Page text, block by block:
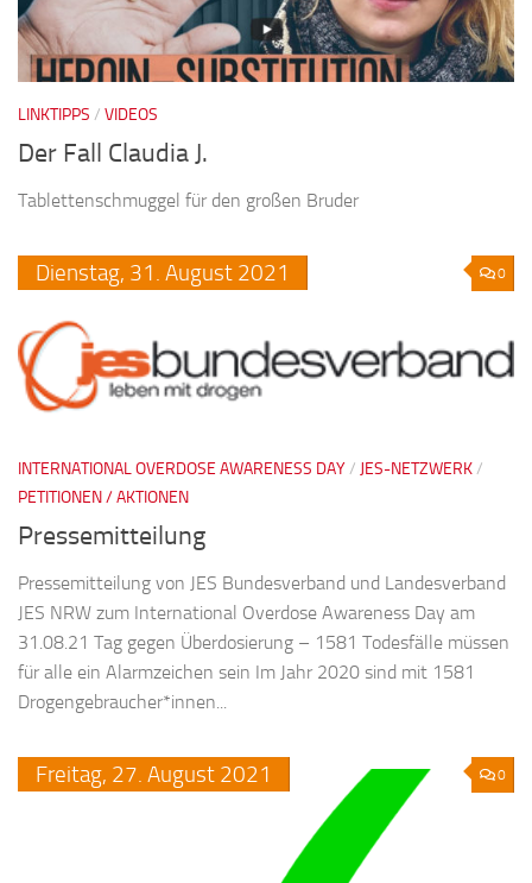
LINKTIPPS / VIDEOS
Der Fall Claudia J.
Tablettenschmuggel für den großen Bruder
0
Dienstag, 31. August 2021
INTERNATIONAL OVERDOSE AWARENESS DAY/ JES-NETZWERK/
PETITIONEN / AKTIONEN
Pressemitteilung
Pressemitteilung von JES Bundesverband und Landesverband
JES NRW zum International Overdose Awareness Day am
31.08.21 Tag gegen Überdosierung – 1581 Todesfälle müssen
für alle ein Alarmzeichen sein Im Jahr 2020 sind mit 1581
Drogengebraucher*innen...
0
Freitag, 27. August 2021